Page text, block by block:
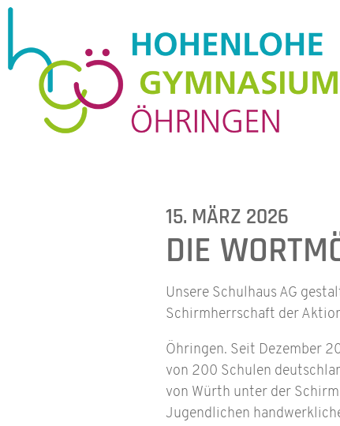
15. MÄRZ 2026
DIE
Unsere Schulhaus AG
Schirmherrschaft der
Öhringen. Seit Dezember
von 200 Schulen
von Würth unter der
Jugendlichen